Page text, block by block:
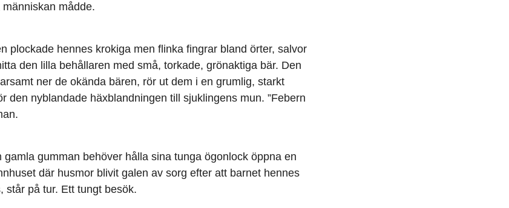
mådde.
plockade hennes krokiga men flinka fingrar bland örter, salvor
den lilla behållaren med små, torkade, grönaktiga bär. Den
ner de okända bären, rör ut dem i en grumlig, starkt
den nyblandade häxblandningen till sjuklingens mun. ”Febern
gamla gumman behöver hålla sina tunga ögonlock öppna en
där husmor blivit galen av sorg efter att barnet hennes
står på tur. Ett tungt besök.